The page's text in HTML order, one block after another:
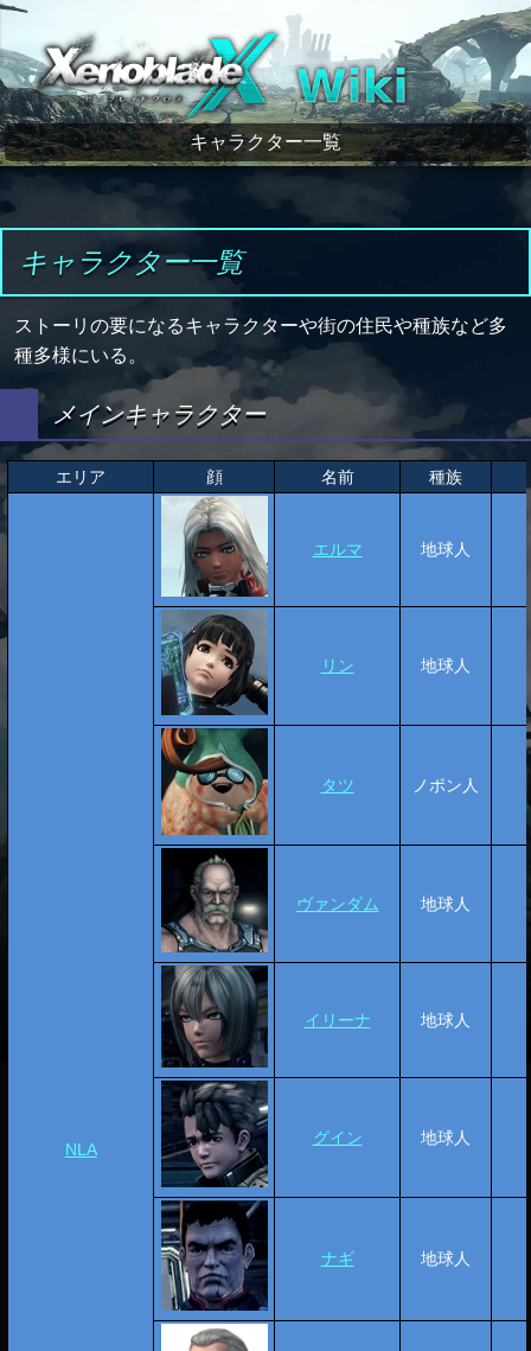
ゼノブレイドクロス wiki
キャラクター一覧
キャラクター一覧
ストーリの要になるキャラクターや街の住民や種族など多
種多様にいる。
メインキャラクター
エリア 顔 名前 種族
NLA
エルマ 地球人
リン 地球人
タツ ノポン人
ヴァンダム 地球人
イリーナ 地球人
グイン 地球人
ナギ 地球人